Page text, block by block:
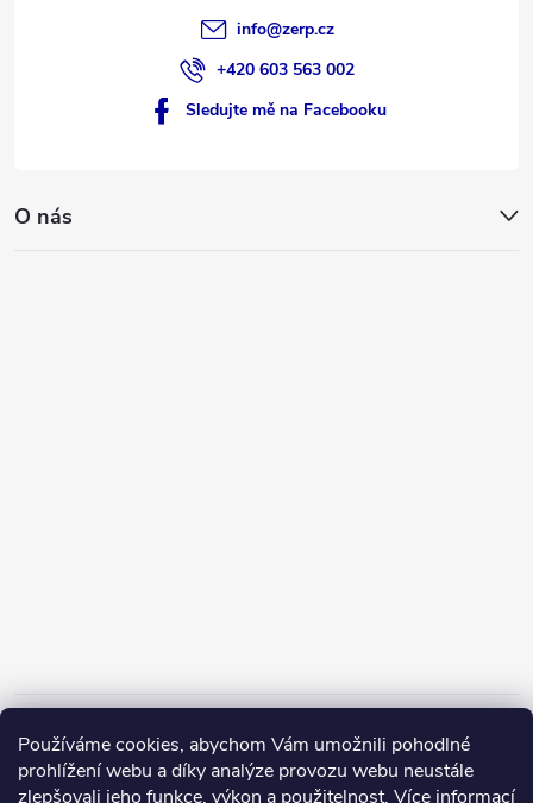
Používáme cookies, abychom Vám umožnili pohodlné
prohlížení webu a díky analýze provozu webu neustále
zlepšovali jeho funkce, výkon a použitelnost. Více informací
info@zerp.cz
+420 603 563 002
Sledujte mě na Facebooku
O nás